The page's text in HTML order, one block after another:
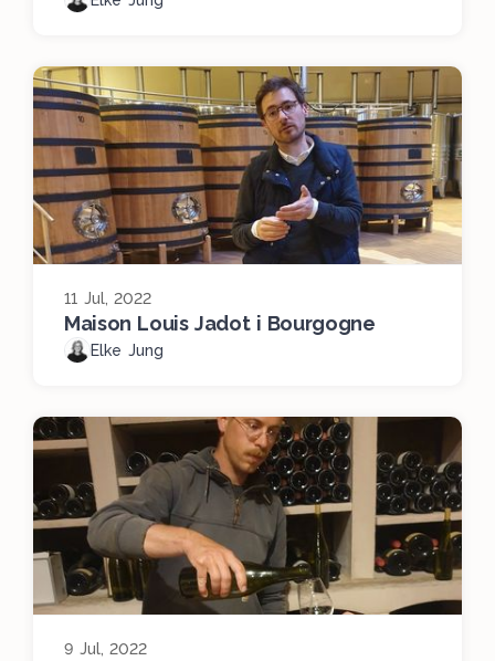
11 Jul, 2022
Maison Louis Jadot i Bourgogne
Elke Jung
9 Jul, 2022